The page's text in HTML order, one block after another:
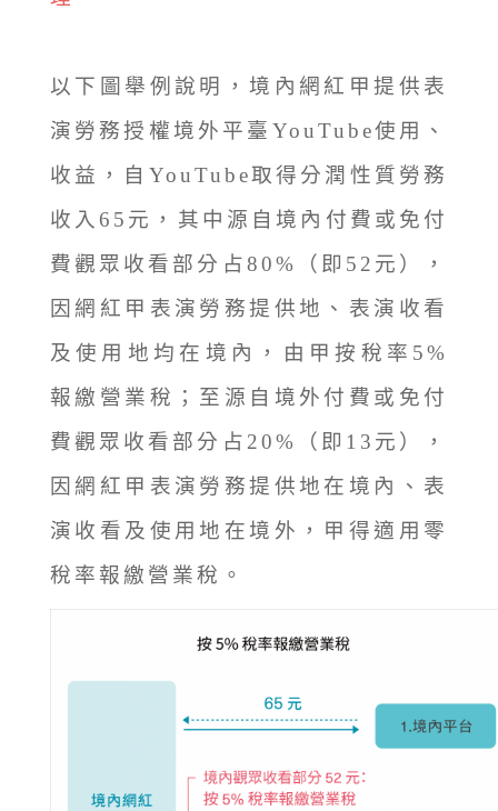
以下圖舉例說明，境內網紅甲提供表
演勞務授權境外平臺YouTube使用、
收益，自YouTube取得分潤性質勞務
收入65元，其中源自境內付費或免付
費觀眾收看部分占80%（即52元），
因網紅甲表演勞務提供地、表演收看
及使用地均在境內，由甲按稅率5%
報繳營業稅；至源自境外付費或免付
費觀眾收看部分占20%（即13元），
因網紅甲表演勞務提供地在境內、表
演收看及使用地在境外，甲得適用零
稅率報繳營業稅。